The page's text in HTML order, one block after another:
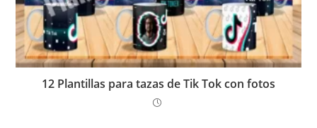
12 Plantillas para tazas de Tik Tok con fotos